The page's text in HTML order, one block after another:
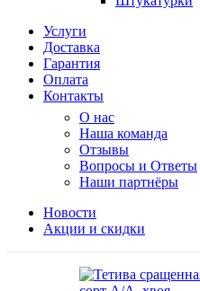
Услуги
Доставка
Гарантия
Оплата
Контакты
О нас
Наша команда
Отзывы
Вопросы и Ответы
Наши партнёры
Новости
Акции и скидки